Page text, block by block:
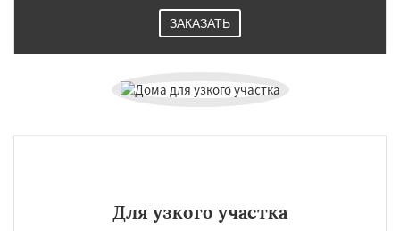
ЗАКАЗАТЬ
Для узкого участка